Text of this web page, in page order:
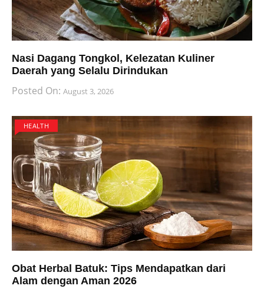
Nasi Dagang Tongkol, Kelezatan Kuliner
Daerah yang Selalu Dirindukan
Posted On: August 3, 2026
HEALTH
Obat Herbal Batuk: Tips Mendapatkan dari
Alam dengan Aman 2026